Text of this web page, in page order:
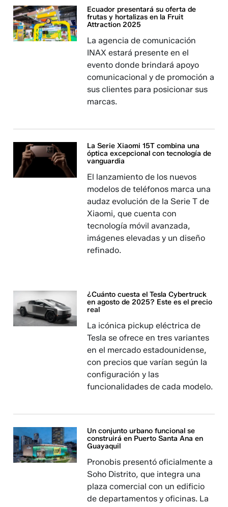
Ecuador presentará su oferta de
frutas y hortalizas en la Fruit
Attraction 2025
La agencia de comunicación
INAX estará presente en el
evento donde brindará apoyo
comunicacional y de promoción a
sus clientes para posicionar sus
marcas.
La Serie Xiaomi 15T combina una
óptica excepcional con tecnología de
vanguardia
El lanzamiento de los nuevos
modelos de teléfonos marca una
audaz evolución de la Serie T de
Xiaomi, que cuenta con
tecnología móvil avanzada,
imágenes elevadas y un diseño
refinado.
¿Cuánto cuesta el Tesla Cybertruck
en agosto de 2025? Este es el precio
real
La icónica pickup eléctrica de
Tesla se ofrece en tres variantes
en el mercado estadounidense,
con precios que varían según la
configuración y las
funcionalidades de cada modelo.
Un conjunto urbano funcional se
construirá en Puerto Santa Ana en
Guayaquil
Pronobis presentó oficialmente a
Soho Distrito, que integra una
plaza comercial con un edificio
de departamentos y oficinas. La